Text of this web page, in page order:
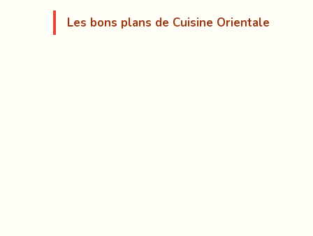
Les bons plans de Cuisine Orientale